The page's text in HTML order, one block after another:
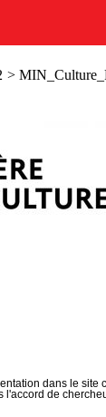
>
dans le site
l'accord de